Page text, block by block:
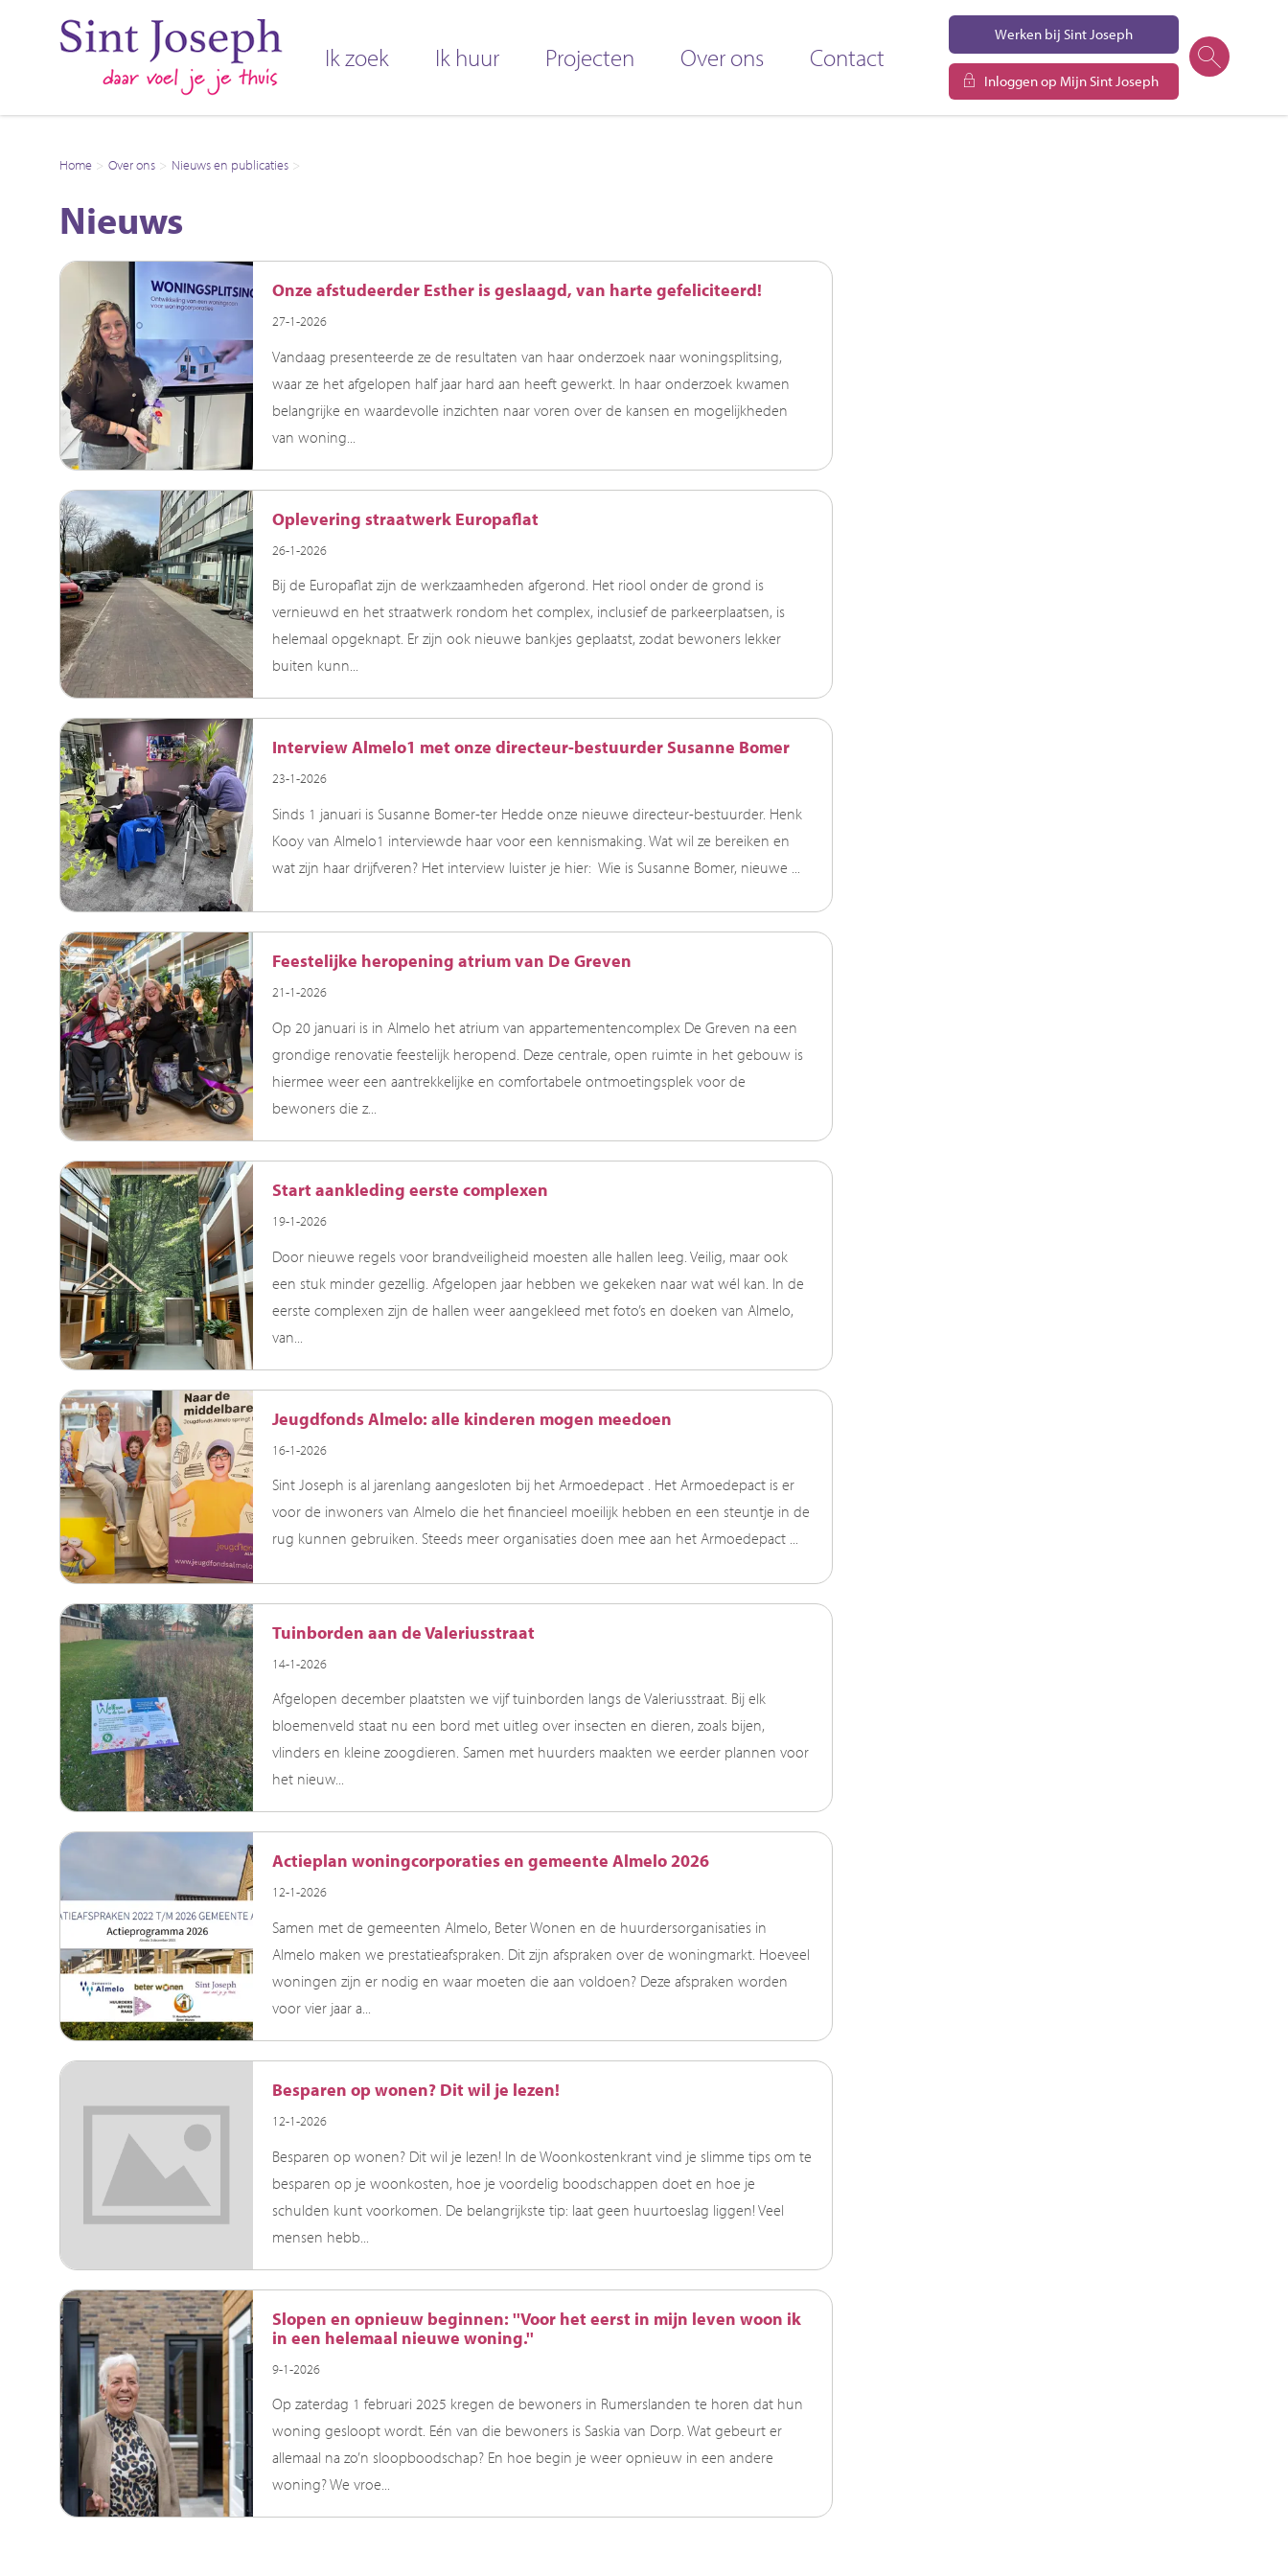
Naar de homepage
Ik zoek Ik huur Projecten Over ons Contact
Inloggen op Mijn Sint Joseph
Werken bij Sint Joseph
Home Over ons Nieuws en publicaties
Nieuws
Onze afstudeerder Esther is geslaagd, van harte gefeliciteerd!
27-1-2026
Vandaag presenteerde ze de resultaten van haar onderzoek naar woningsplitsing,
waar ze het afgelopen half jaar hard aan heeft gewerkt. In haar onderzoek kwamen
belangrijke en waardevolle inzichten naar voren over de kansen en mogelijkheden
van woning...
Oplevering straatwerk Europaflat
26-1-2026
Bij de Europaflat zijn de werkzaamheden afgerond. Het riool onder de grond is
vernieuwd en het straatwerk rondom het complex, inclusief de parkeerplaatsen, is
helemaal opgeknapt. Er zijn ook nieuwe bankjes geplaatst, zodat bewoners lekker
buiten kunn...
Interview Almelo1 met onze directeur-bestuurder Susanne Bomer
23-1-2026
Sinds 1 januari is Susanne Bomer-ter Hedde onze nieuwe directeur-bestuurder. Henk
Kooy van Almelo1 interviewde haar voor een kennismaking. Wat wil ze bereiken en
wat zijn haar drijfveren? Het interview luister je hier: Wie is Susanne Bomer, nieuwe ...
Feestelijke heropening atrium van De Greven
21-1-2026
Op 20 januari is in Almelo het atrium van appartementencomplex De Greven na een
grondige renovatie feestelijk heropend. Deze centrale, open ruimte in het gebouw is
hiermee weer een aantrekkelijke en comfortabele ontmoetingsplek voor de
bewoners die z...
Start aankleding eerste complexen
19-1-2026
Door nieuwe regels voor brandveiligheid moesten alle hallen leeg. Veilig, maar ook
een stuk minder gezellig. Afgelopen jaar hebben we gekeken naar wat wél kan. In de
eerste complexen zijn de hallen weer aangekleed met foto’s en doeken van Almelo,
van...
Jeugdfonds Almelo: alle kinderen mogen meedoen
16-1-2026
Sint Joseph is al jarenlang aangesloten bij het Armoedepact . Het Armoedepact is er
voor de inwoners van Almelo die het financieel moeilijk hebben en een steuntje in de
rug kunnen gebruiken. Steeds meer organisaties doen mee aan het Armoedepact ...
Tuinborden aan de Valeriusstraat
14-1-2026
Afgelopen december plaatsten we vijf tuinborden langs de Valeriusstraat. Bij elk
bloemenveld staat nu een bord met uitleg over insecten en dieren, zoals bijen,
vlinders en kleine zoogdieren. Samen met huurders maakten we eerder plannen voor
het nieuw...
Actieplan woningcorporaties en gemeente Almelo 2026
12-1-2026
Samen met de gemeenten Almelo, Beter Wonen en de huurdersorganisaties in
Almelo maken we prestatieafspraken. Dit zijn afspraken over de woningmarkt. Hoeveel
woningen zijn er nodig en waar moeten die aan voldoen? Deze afspraken worden
voor vier jaar a...
Besparen op wonen? Dit wil je lezen!
12-1-2026
Besparen op wonen? Dit wil je lezen! In de Woonkostenkrant vind je slimme tips om te
besparen op je woonkosten, hoe je voordelig boodschappen doet en hoe je
schulden kunt voorkomen. De belangrijkste tip: laat geen huurtoeslag liggen! Veel
mensen hebb...
Slopen en opnieuw beginnen: ''Voor het eerst in mijn leven woon ik
in een helemaal nieuwe woning.''
9-1-2026
Op zaterdag 1 februari 2025 kregen de bewoners in Rumerslanden te horen dat hun
woning gesloopt wordt. Eén van die bewoners is Saskia van Dorp. Wat gebeurt er
allemaal na zo’n sloopboodschap? En hoe begin je weer opnieuw in een andere
woning? We vroe...